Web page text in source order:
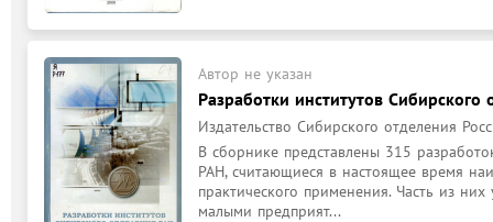
Автор не указан
Разработки институтов
Издательство Сибирского отделения
В сборнике представлены 315
РАН, считающиеся в настоящее время
практического применения. Часть из
малыми предприят...